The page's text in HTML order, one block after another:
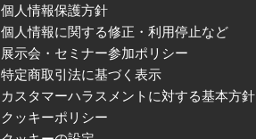
個人情報保護方針
個人情報に関する修正・利用停止など
展示会・セミナー参加ポリシー
特定商取引法に基づく表示
カスタマーハラスメントに対する基本方針
クッキーポリシー